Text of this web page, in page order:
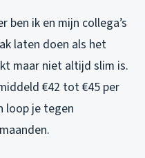
ik en mijn collega’s
laten doen als het
maar niet altijd slim is.
€42 tot €45 per
loop je tegen